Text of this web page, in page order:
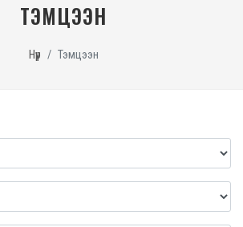
ТЭМЦЭЭН
Нүүр Тэмцээн